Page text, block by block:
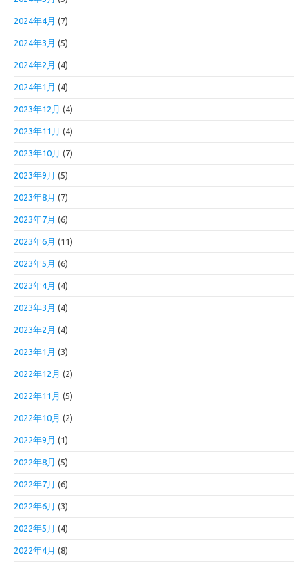
2024年4月 (7)
2024年3月 (5)
2024年2月 (4)
2024年1月 (4)
2023年12月 (4)
2023年11月 (4)
2023年10月 (7)
2023年9月 (5)
2023年8月 (7)
2023年7月 (6)
2023年6月 (11)
2023年5月 (6)
2023年4月 (4)
2023年3月 (4)
2023年2月 (4)
2023年1月 (3)
2022年12月 (2)
2022年11月 (5)
2022年10月 (2)
2022年9月 (1)
2022年8月 (5)
2022年7月 (6)
2022年6月 (3)
2022年5月 (4)
2022年4月 (8)